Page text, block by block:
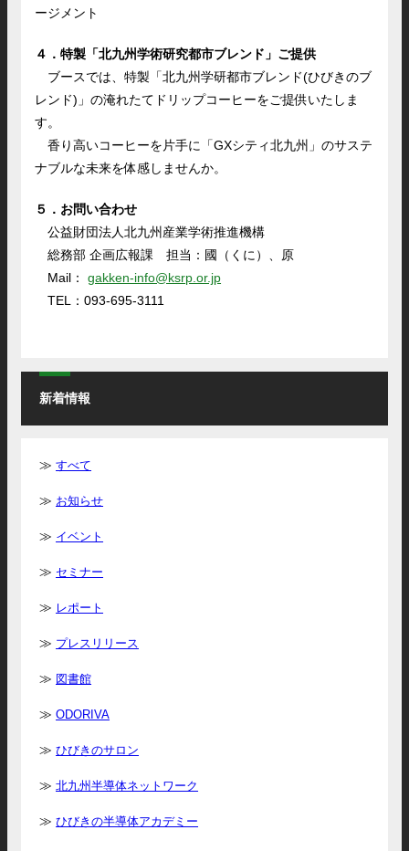
ージメント
４．特製「北九州学術研究都市ブレンド」ご提供
ブースでは、特製「北九州学研都市ブレンド(ひびきのブ
レンド)」の淹れたてドリップコーヒーをご提供いたしま
す。
香り高いコーヒーを片手に「GXシティ北九州」のサステ
ナブルな未来を体感しませんか。
５．お問い合わせ
公益財団法人北九州産業学術推進機構
総務部 企画広報課 担当：國（くに）、原
Mail：gakken-info@ksrp.or.jp
TEL：093-695-3111
新着情報
すべて
お知らせ
イベント
セミナー
レポート
プレスリリース
図書館
ODORIVA
ひびきのサロン
北九州半導体ネットワーク
ひびきの半導体アカデミー